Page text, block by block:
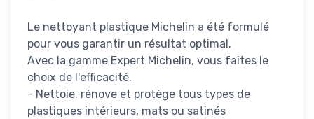
Le nettoyant plastique Michelin a été formulé
pour vous garantir un résultat optimal.
Avec la gamme Expert Michelin, vous faites le
choix de l'efficacité.
- Nettoie, rénove et protège tous types de
plastiques intérieurs, mats ou satinés